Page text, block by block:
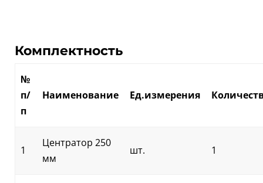
Комплектность
№
п/
п
Наименование Ед.измерения
1
Центратор 250
мм
шт. 1